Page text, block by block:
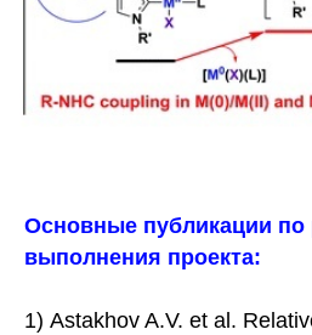
Основные публикации по
выполнения проекта:
1) Astakhov A.V. et al.